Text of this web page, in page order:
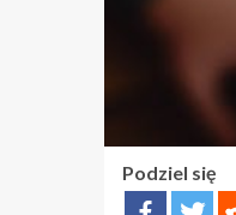
Podziel się